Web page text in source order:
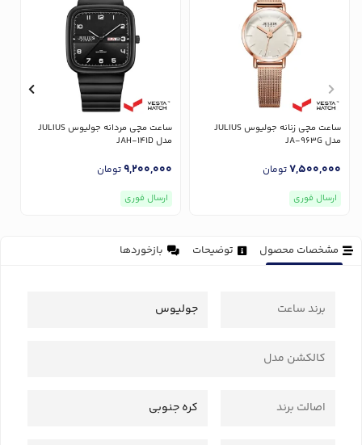
ساعت مچی زنانه جولیوس JULIUS
مدل JA-963G
7,500,000تومان
ارسال فوری
ساعت مچی مردانه جولیوس JULIUS
مدل JAH-141D
9,200,000تومان
ارسال فوری
مشخصات محصول توضیحات بازخوردها
برند ساعت جولیوس
کالکشن مدل
اصالت برند کره جنوبی